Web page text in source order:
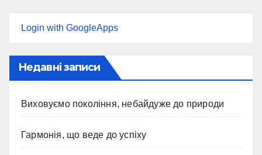
Login with GoogleApps
Недавні записи
Виховуємо покоління, небайдуже до природи
Гармонія, що веде до успіху